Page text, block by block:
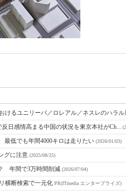
けるユニリーバ／ロレアル／ネスレのハラル
日感情高まる中国の状況を東京本社がCh...
低でも年間4000キロは走りたい (2026/01/03)
グに注意 (2025/08/25)
年間で3万時間削減 (2026/07/04)
横断検索で一元化 PR(ITmedia エンタープライズ)